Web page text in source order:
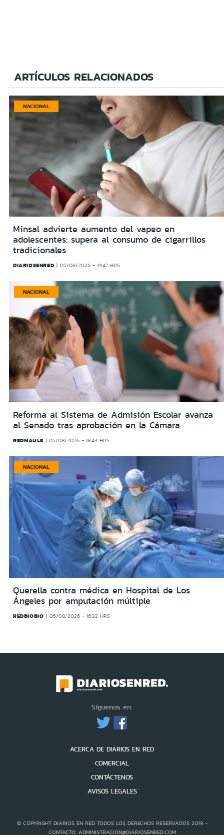
ARTÍCULOS RELACIONADOS
NACIONAL
Minsal advierte aumento del vapeo en
adolescentes: supera al consumo de cigarrillos
tradicionales
DIARIOSENRED 05/08/2026 - 19:47 HRS
NACIONAL
Reforma al Sistema de Admisión Escolar avanza
al Senado tras aprobación en la Cámara
REDMAULE 05/08/2026 - 18:43 HRS
NACIONAL
Querella contra médica en Hospital de Los
Ángeles por amputación múltiple
REDBIOBIO 05/08/2026 - 16:32 HRS
Síguenos en:
ACERCA DE DIARIOS EN RED
COMERCIAL
CONTÁCTENOS
AVISOS LEGALES
© COPYRIGHT DIARIOS EN RED TODOS LOS DERECHOS RESERVADOS 2019 -
CONTACTO: ADMINISTRACION@DIARIOSENRED.COM